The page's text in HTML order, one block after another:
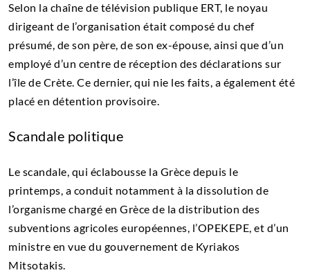
Selon la chaîne de télévision publique ERT, le noyau
dirigeant de l’organisation était composé du chef
présumé, de son père, de son ex-épouse, ainsi que d’un
employé d’un centre de réception des déclarations sur
l’île de Crète. Ce dernier, qui nie les faits, a également été
placé en détention provisoire.
Scandale politique
Le scandale, qui éclabousse la Grèce depuis le
printemps, a conduit notamment à la dissolution de
l’organisme chargé en Grèce de la distribution des
subventions agricoles européennes, l’OPEKEPE, et d’un
ministre en vue du gouvernement de Kyriakos
Mitsotakis.